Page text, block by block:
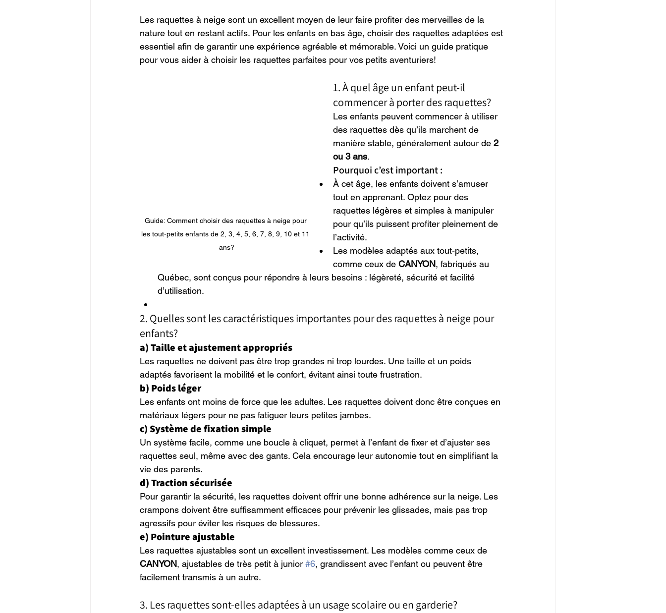
Les raquettes à neige sont un excellent moyen de leur faire profiter des merveilles de la
nature tout en restant actifs. Pour les enfants en bas âge, choisir des raquettes adaptées est
essentiel afin de garantir une expérience agréable et mémorable. Voici un guide pratique
pour vous aider à choisir les raquettes parfaites pour vos petits aventuriers!
Guide: Comment choisir des raquettes à neige pour
les tout-petits enfants de 2, 3, 4, 5, 6, 7, 8, 9, 10 et 11
ans?
1. À quel âge un enfant peut-il
commencer à porter des raquettes?
Les enfants peuvent commencer à utiliser
des raquettes dès qu’ils marchent de
manière stable, généralement autour de 2
ou 3 ans.
Pourquoi c’est important :
À cet âge, les enfants doivent s’amuser
tout en apprenant. Optez pour des
raquettes légères et simples à manipuler
pour qu’ils puissent profiter pleinement de
l’activité.
Les modèles adaptés aux tout-petits,
comme ceux de CANYON, fabriqués au
Québec, sont conçus pour répondre à leurs besoins : légèreté, sécurité et facilité
d’utilisation.
2. Quelles sont les caractéristiques importantes pour des raquettes à neige pour
enfants?
a) Taille et ajustement appropriés
Les raquettes ne doivent pas être trop grandes ni trop lourdes. Une taille et un poids
adaptés favorisent la mobilité et le confort, évitant ainsi toute frustration.
b) Poids léger
Les enfants ont moins de force que les adultes. Les raquettes doivent donc être conçues en
matériaux légers pour ne pas fatiguer leurs petites jambes.
c) Système de fixation simple
Un système facile, comme une boucle à cliquet, permet à l’enfant de fixer et d’ajuster ses
raquettes seul, même avec des gants. Cela encourage leur autonomie tout en simplifiant la
vie des parents.
d) Traction sécurisée
Pour garantir la sécurité, les raquettes doivent offrir une bonne adhérence sur la neige. Les
crampons doivent être suffisamment efficaces pour prévenir les glissades, mais pas trop
agressifs pour éviter les risques de blessures.
e) Pointure ajustable
Les raquettes ajustables sont un excellent investissement. Les modèles comme ceux de
CANYON, ajustables de très petit à junior #6, grandissent avec l’enfant ou peuvent être
facilement transmis à un autre.
3. Les raquettes sont-elles adaptées à un usage scolaire ou en garderie?